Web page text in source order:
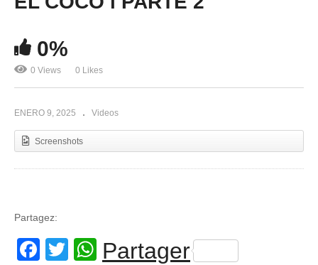
0%
0 Views 0 Likes
ENERO 9, 2025 Videos
Screenshots
Partagez:
Facebook
TwitterWhatsApp
Partager